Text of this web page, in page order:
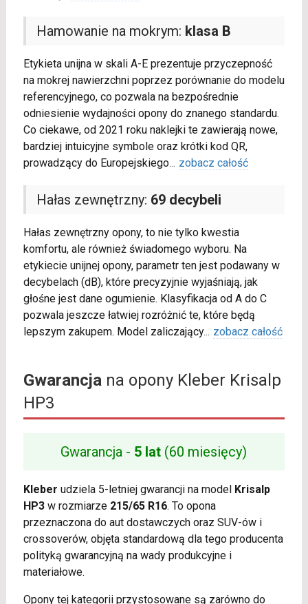
Hamowanie na mokrym: klasa B
Etykieta unijna w skali A-E prezentuje przyczepność
na mokrej nawierzchni poprzez porównanie do modelu
referencyjnego, co pozwala na bezpośrednie
odniesienie wydajności opony do znanego standardu.
Co ciekawe, od 2021 roku naklejki te zawierają nowe,
bardziej intuicyjne symbole oraz krótki kod QR,
prowadzący do Europejskiego... zobacz całość
Hałas zewnętrzny: 69 decybeli
Hałas zewnętrzny opony, to nie tylko kwestia
komfortu, ale również świadomego wyboru. Na
etykiecie unijnej opony, parametr ten jest podawany w
decybelach (dB), które precyzyjnie wyjaśniają, jak
głośne jest dane ogumienie. Klasyfikacja od A do C
pozwala jeszcze łatwiej rozróżnić te, które będą
lepszym zakupem. Model zaliczający... zobacz całość
Gwarancjana opony Kleber Krisalp
HP3
Gwarancja - 5 lat (60 miesięcy)
Kleber udziela 5-letniej gwarancji na model Krisalp
HP3w rozmiarze 215/65 R16. To opona
przeznaczona do aut dostawczych oraz SUV-ów i
crossoverów, objęta standardową dla tego producenta
polityką gwarancyjną na wady produkcyjne i
materiałowe.
Opony tej kategorii przystosowane są zarówno do